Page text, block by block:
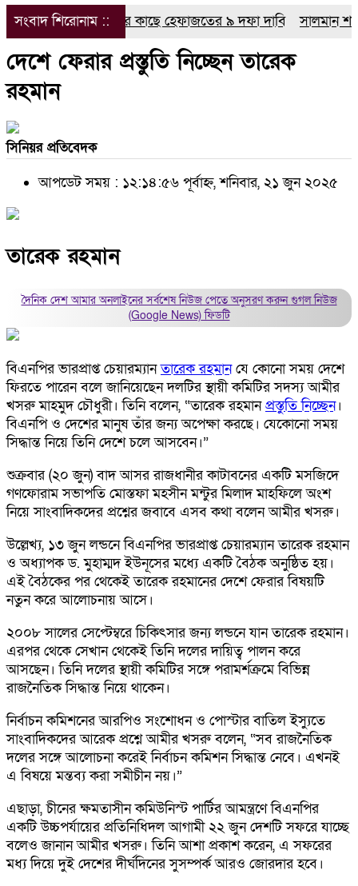
সংবাদ শিরোনাম ::
প্রধানমন্ত্রীর কাছে হেফাজতের ৯ দফা দাবি সালমান শাহ
দেশে ফেরার প্রস্তুতি নিচ্ছেন তারেক
রহমান
সিনিয়র প্রতিবেদক
আপডেট সময় : ১২:১৪:৫৬ পূর্বাহ্ন, শনিবার, ২১ জুন ২০২৫
তারেক রহমান
দৈনিক দেশ আমার অনলাইনের সর্বশেষ নিউজ পেতে অনুসরণ করুনগুগল নিউজ
(Google News)ফিডটি
বিএনপির ভারপ্রাপ্ত চেয়ারম্যানতারেক রহমানযে কোনো সময় দেশে
ফিরতে পারেন বলে জানিয়েছেন দলটির স্থায়ী কমিটির সদস্য আমীর
খসরু মাহমুদ চৌধুরী। তিনি বলেন, “তারেক রহমানপ্রস্তুতি নিচ্ছেন।
বিএনপি ও দেশের মানুষ তাঁর জন্য অপেক্ষা করছে। যেকোনো সময়
সিদ্ধান্ত নিয়ে তিনি দেশে চলে আসবেন।”
শুক্রবার (২০ জুন) বাদ আসর রাজধানীর কাটাবনের একটি মসজিদে
গণফোরাম সভাপতি মোস্তফা মহসীন মন্টুর মিলাদ মাহফিলে অংশ
নিয়ে সাংবাদিকদের প্রশ্নের জবাবে এসব কথা বলেন আমীর খসরু।
উল্লেখ্য, ১৩ জুন লন্ডনে বিএনপির ভারপ্রাপ্ত চেয়ারম্যান তারেক রহমান
ও অধ্যাপক ড. মুহাম্মদ ইউনূসের মধ্যে একটি বৈঠক অনুষ্ঠিত হয়।
এই বৈঠকের পর থেকেই তারেক রহমানের দেশে ফেরার বিষয়টি
নতুন করে আলোচনায় আসে।
২০০৮ সালের সেপ্টেম্বরে চিকিৎসার জন্য লন্ডনে যান তারেক রহমান।
এরপর থেকে সেখান থেকেই তিনি দলের দায়িত্ব পালন করে
আসছেন। তিনি দলের স্থায়ী কমিটির সঙ্গে পরামর্শক্রমে বিভিন্ন
রাজনৈতিক সিদ্ধান্ত নিয়ে থাকেন।
নির্বাচন কমিশনের আরপিও সংশোধন ও পোস্টার বাতিল ইস্যুতে
সাংবাদিকদের আরেক প্রশ্নে আমীর খসরু বলেন, “সব রাজনৈতিক
দলের সঙ্গে আলোচনা করেই নির্বাচন কমিশন সিদ্ধান্ত নেবে। এখনই
এ বিষয়ে মন্তব্য করা সমীচীন নয়।”
এছাড়া, চীনের ক্ষমতাসীন কমিউনিস্ট পার্টির আমন্ত্রণে বিএনপির
একটি উচ্চপর্যায়ের প্রতিনিধিদল আগামী ২২ জুন দেশটি সফরে যাচ্ছে
বলেও জানান আমীর খসরু। তিনি আশা প্রকাশ করেন, এ সফরের
মধ্য দিয়ে দুই দেশের দীর্ঘদিনের সুসম্পর্ক আরও জোরদার হবে।